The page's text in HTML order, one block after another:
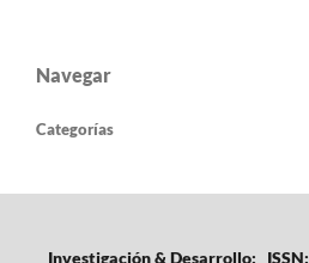
Navegar
Categorías
Investigación & Desarrollo: ISSN: